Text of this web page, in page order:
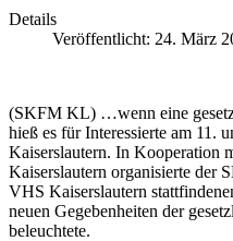
Details
Veröffentlicht: 24. März
(SKFM KL) …wenn eine
hieß es für Interessierte am 11.
Kaiserslautern. In Kooperation
Kaiserslautern organisierte der
VHS Kaiserslautern
neuen Gegebenheiten der
beleuchtete.